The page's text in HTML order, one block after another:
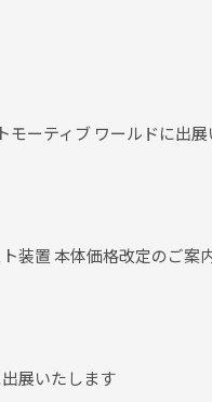
モーティブ ワールドに出
装置 本体価格改定のご案
展いたします